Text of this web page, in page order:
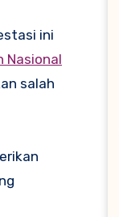
ini
Nasional
salah